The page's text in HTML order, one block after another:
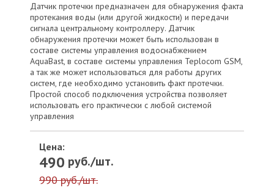
Датчик протечки предназначен для обнаружения факта
протекания воды (или другой жидкости) и передачи
сигнала центральному контроллеру. Датчик
обнаружения протечки может быть использован в
составе системы управления водоснабжением
AquaBast, в составе системы управления Teplocom GSM,
а так же может использоваться для работы других
систем, где необходимо установить факт протечки.
Простой способ подключения устройства позволяет
использовать его практически с любой системой
управления
Цена:
490 руб./шт.
990 руб./шт.